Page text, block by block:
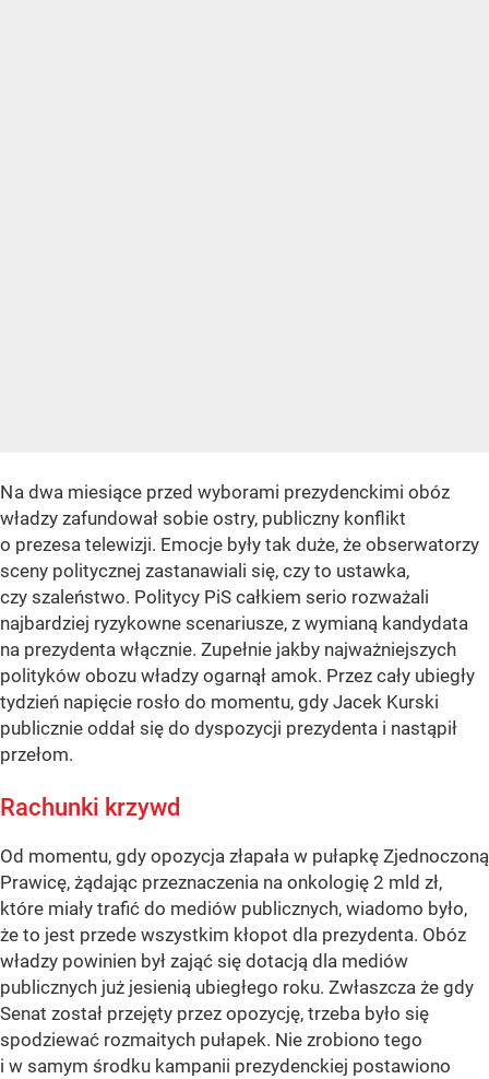
N a dwa miesiące przed wyborami prezydenckimi obóz
władzy zafundował sobie ostry, publiczny konflikt
o prezesa telewizji. Emocje były tak duże, że obserwatorzy
sceny politycznej zastanawiali się, czy to ustawka,
czy szaleństwo. Politycy PiS całkiem serio rozważali
najbardziej ryzykowne scenariusze, z wymianą kandydata
na prezydenta włącznie. Zupełnie jakby najważniejszych
polityków obozu władzy ogarnął amok. Przez cały ubiegły
tydzień napięcie rosło do momentu, gdy Jacek Kurski
publicznie oddał się do dyspozycji prezydenta i nastąpił
przełom.
Rachunki krzywd
Od momentu, gdy opozycja złapała w pułapkę Zjednoczoną
Prawicę, żądając przeznaczenia na onkologię 2 mld zł,
które miały trafić do mediów publicznych, wiadomo było,
że to jest przede wszystkim kłopot dla prezydenta. Obóz
władzy powinien był zająć się dotacją dla mediów
publicznych już jesienią ubiegłego roku. Zwłaszcza że gdy
Senat został przejęty przez opozycję, trzeba było się
spodziewać rozmaitych pułapek. Nie zrobiono tego
i w samym środku kampanii prezydenckiej postawiono